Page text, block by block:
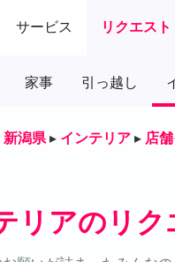
サービス リクエスト
家事 引っ越し
新潟県 ▸ インテリア ▸ 店
リアのリク